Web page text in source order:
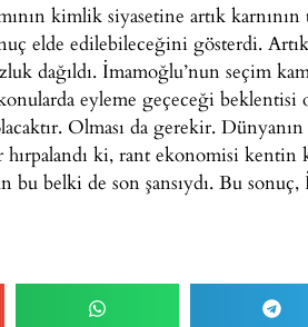
kimlik siyasetine artık
elde edilebileceğini gösterdi. Artık
dağıldı. İmamoğlu’nun seçim
eyleme geçeceği
Olması da gerekir.
ki, rant ekonomisi kentin
bu belki de son şansıydı. Bu